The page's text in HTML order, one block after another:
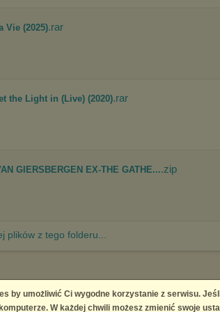
Vie (2025).rar
the Light in (Live) (2020).rar
GIERSBERGEN EX-THE GATHE....zip
plików z tego folderu...
infringement
by umożliwić Ci wygodne korzystanie z serwisu.
W każdej chwili możesz zmienić swoje